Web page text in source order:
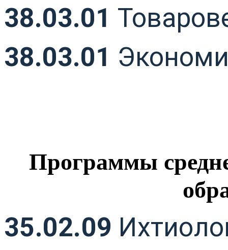
38.03.01
38.03.01
Программы
35.02.09